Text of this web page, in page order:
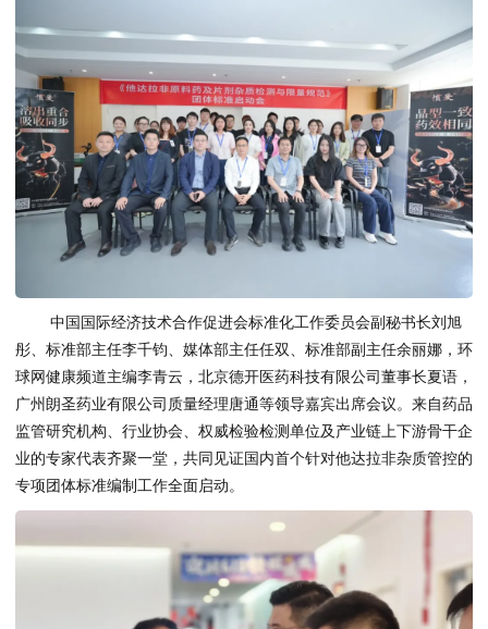
中国国际经济技术合作促进会标准化工作委员会副秘书长刘旭
彤、标准部主任李千钧、媒体部主任任双、标准部副主任余丽娜，环
球网健康频道主编李青云，北京德开医药科技有限公司董事长夏语，
广州朗圣药业有限公司质量经理唐通等领导嘉宾出席会议。来自药品
监管研究机构、行业协会、权威检验检测单位及产业链上下游骨干企
业的专家代表齐聚一堂，共同见证国内首个针对他达拉非杂质管控的
专项团体标准编制工作全面启动。